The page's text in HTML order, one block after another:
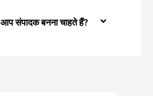
आप संपादक बनना चाहते हैं?